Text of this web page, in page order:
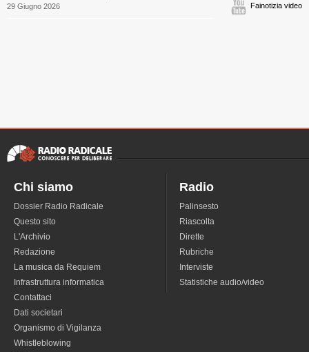
29 Giugno 2026
Fainotizia video
Chi siamo
Dossier Radio Radicale
Questo sito
L'Archivio
Redazione
La musica da Requiem
Infrastruttura informatica
Contattaci
Dati societari
Organismo di Vigilanza
Whistleblowing
Radio
Palinsesto
Riascolta
Dirette
Rubriche
Interviste
Statistiche audio/video